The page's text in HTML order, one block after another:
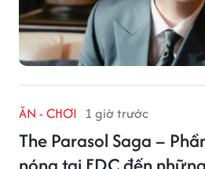
ĂN - CHƠI 1 giờ trước
The Parasol Saga –